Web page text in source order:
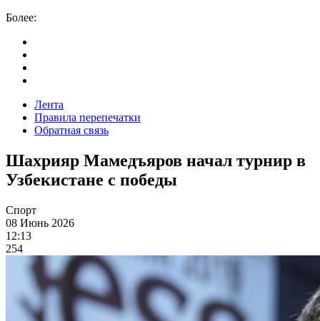
Более:
Лента
Правила перепечатки
Обратная связь
Шахрияр Мамедъяров начал турнир в
Узбекистане с победы
Спорт
08 Июнь 2026
12:13
254